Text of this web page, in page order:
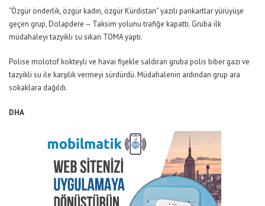
“Özgür önderlik, özgür kadın, özgür Kürdistan” yazılı pankartlar yürüyüşe
geçen grup, Dolapdere – Taksim yolunu trafiğe kapattı. Gruba ilk
müdahaleyi tazyikli su sıkan TOMA yaptı.
Polise molotof kokteyli ve havai fişekle saldıran gruba polis biber gazı ve
tazyikli su ile karşılık vermeyi sürdürdü. Müdahalenin ardından grup ara
sokaklara dağıldı.
DHA